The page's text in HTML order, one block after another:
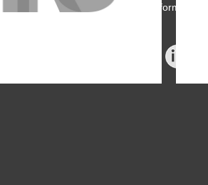
-Klauzule informacyjne